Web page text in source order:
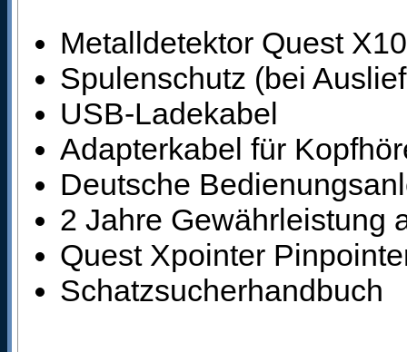
Metalldetektor Quest
Spulenschutz (bei
USB-Ladekabel
Adapterkabel für
Deutsche
2 Jahre Gewährleistung
Quest Xpointer
Schatzsucherhandbuch